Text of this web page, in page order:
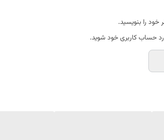
را بنویسید.
حساب کاربری خود شوید.